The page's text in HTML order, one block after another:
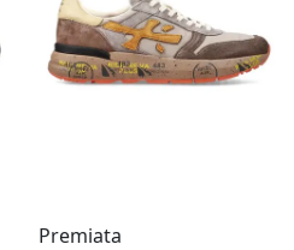
Premiata